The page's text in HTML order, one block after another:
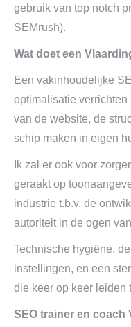
gebruik van top notch
SEMrush).
Wat doet een
Een vakinhoudelijke
optimalisatie verrichten
van de website, de
schip maken in eigen
Ik zal er ook voor
geraakt op
industrie t.b.v. de
autoriteit in de ogen
Technische hygiëne,
instellingen, en een
die keer op keer leiden
SEO trainer en coach